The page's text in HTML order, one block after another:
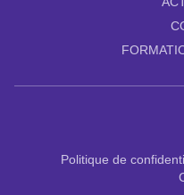
Politique de